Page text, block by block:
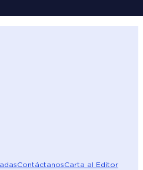
ContáctanosCarta al Editor